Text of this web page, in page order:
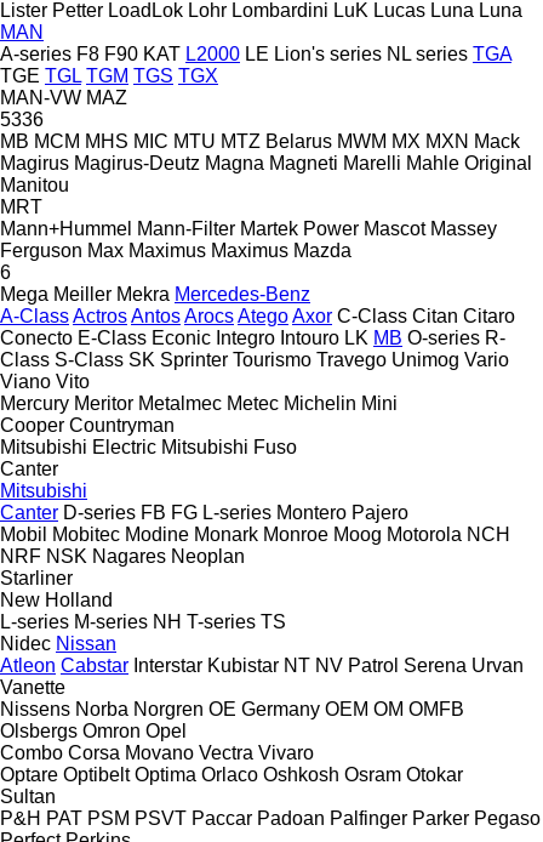
Lister Petter LoadLok Lohr Lombardini LuK Lucas Luna Luna
MAN
A-series F8 F90 KAT L2000 LE Lion's series NL series TGA
TGE TGL TGM TGS TGX
MAN-VW MAZ
5336
MB MCM MHS MIC MTU MTZ Belarus MWM MX MXN Mack
Magirus Magirus-Deutz Magna Magneti Marelli Mahle Original
Manitou
MRT
Mann+Hummel Mann-Filter Martek Power Mascot Massey
Ferguson Max Maximus Maximus Mazda
6
Mega Meiller Mekra Mercedes-Benz
A-ClassActrosAntosArocsAtegoAxor C-Class Citan Citaro
Conecto E-Class Econic Integro Intouro LK MB O-series R-
Class S-Class SK Sprinter Tourismo Travego Unimog Vario
Viano Vito
Mercury Meritor Metalmec Metec Michelin Mini
Cooper Countryman
Mitsubishi Electric Mitsubishi Fuso
Canter
Mitsubishi
Canter D-series FB FG L-series Montero Pajero
Mobil
Mobitec Modine Monark Monroe Moog Motorola NCH
NRF NSK Nagares Neoplan
Starliner
New Holland
L-series M-series NH T-series TS
Nidec Nissan
Atleon Cabstar Interstar Kubistar NT NV Patrol Serena Urvan
Vanette
Nissens Norba Norgren OE Germany OEM OM OMFB
Olsbergs Omron Opel
Combo Corsa Movano Vectra Vivaro
Optare Optibelt Optima Orlaco Oshkosh Osram Otokar
Sultan
P&H PAT PSM PSVT Paccar Padoan Palfinger Parker Pegaso